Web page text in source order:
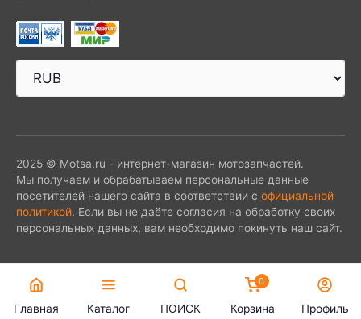
2025 © Motsa.ru - интернет-магазин мотозапчастей.
Мы получаем и обрабатываем персональные данные
посетителей нашего сайта в соответствии с официальной
политикой. Если вы не даёте согласия на обработку своих
персональных данных, вам необходимо покинуть наш сайт.
Главная Каталог ПОИСК
0
Корзина Профиль